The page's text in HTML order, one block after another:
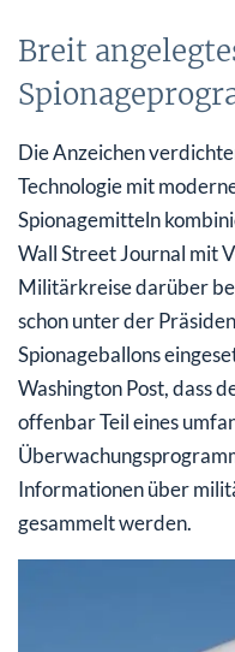
Breit
Die Anzeichen
Technologie mit
Spionagemitteln
Wall Street Journal mit
Militärkreise darüber
schon unter der
Spionageballons
Washington Post, dass
offenbar Teil eines
Informationen über
gesammelt werden.